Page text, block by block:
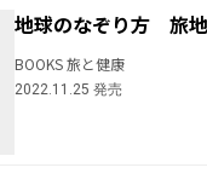
地球のなぞり方 旅
BOOKS 旅と健康
2022.11.25 発売